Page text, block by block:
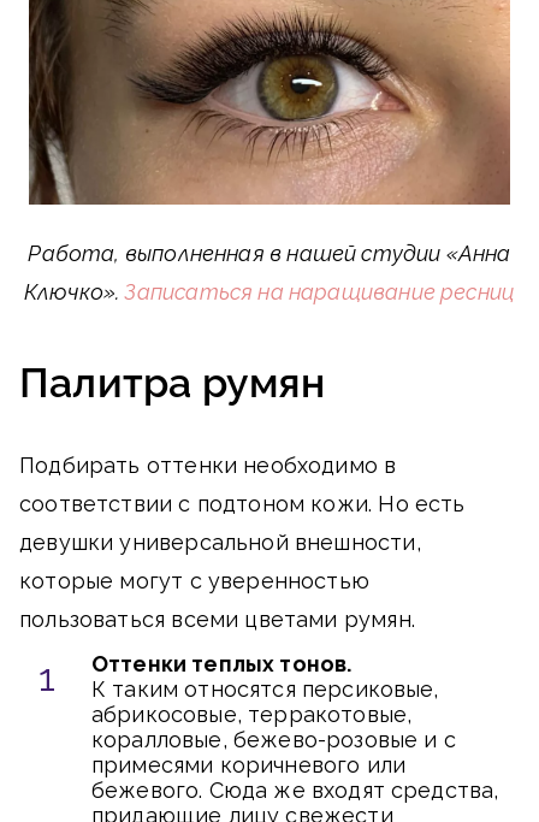
Работа, выполненная в нашей студии «Анна
Ключко».Записаться на наращивание ресниц
Палитра румян
Подбирать оттенки необходимо в
соответствии с подтоном кожи. Но есть
девушки универсальной внешности,
которые могут с уверенностью
пользоваться всеми цветами румян.
Оттенки теплых тонов.
К таким относятся персиковые,
абрикосовые, терракотовые,
коралловые, бежево-розовые и с
примесями коричневого или
бежевого. Сюда же входят средства,
придающие лицу свежести